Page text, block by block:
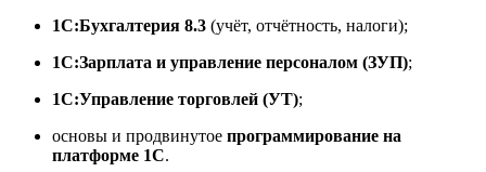
1С:Бухгалтерия 8.3 (учёт, отчётность, налоги);
1С:Зарплата и управление персоналом (ЗУП);
1С:Управление торговлей (УТ);
основы и продвинутое программирование на
платформе 1С.